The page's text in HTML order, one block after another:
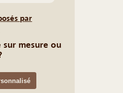
par
mesure ou